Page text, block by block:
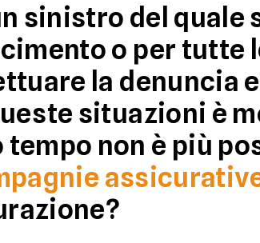
sinistro del quale
o per tutte
la denuncia
situazioni è
non è più